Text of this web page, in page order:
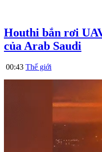
Houthi bắn rơi
của Arab Saudi
00:43 Thế giới